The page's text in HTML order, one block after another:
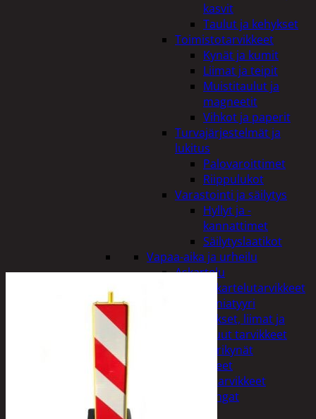
kasvit
Taulut ja kehykset
Toimistotarvikkeet
Kynät ja kumit
Liimat ja teipit
Muistitaulut ja
magneetit
Vihkot ja paperit
Turvajärjestelmät ja
lukitus
Palovaroittimet
Riippulukot
Varastointi ja säilytys
Hyllyt ja -
kannattimet
Säilytyslaatikot
Vapaa-aika ja urheilu
Askartelu
Askartelutarvikkeet
Miniatyyri
Sakset, liimat ja
muut tarvikkeet
Värikynät
Harrasteet
Käsityötarvikkeet
Langat